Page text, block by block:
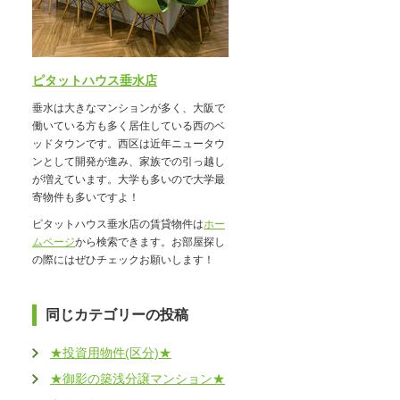
ピタットハウス垂水店
垂水は大きなマンションが多く、大阪で
働いている方も多く居住している西のベ
ッドタウンです。西区は近年ニュータウ
ンとして開発が進み、家族での引っ越し
が増えています。大学も多いので大学最
寄物件も多いですよ！
ピタットハウス垂水店の賃貸物件はホー
ムページから検索できます。お部屋探し
の際にはぜひチェックお願いします！
同じカテゴリーの投稿
★投資用物件(区分)★
★御影の築浅分譲マンション★